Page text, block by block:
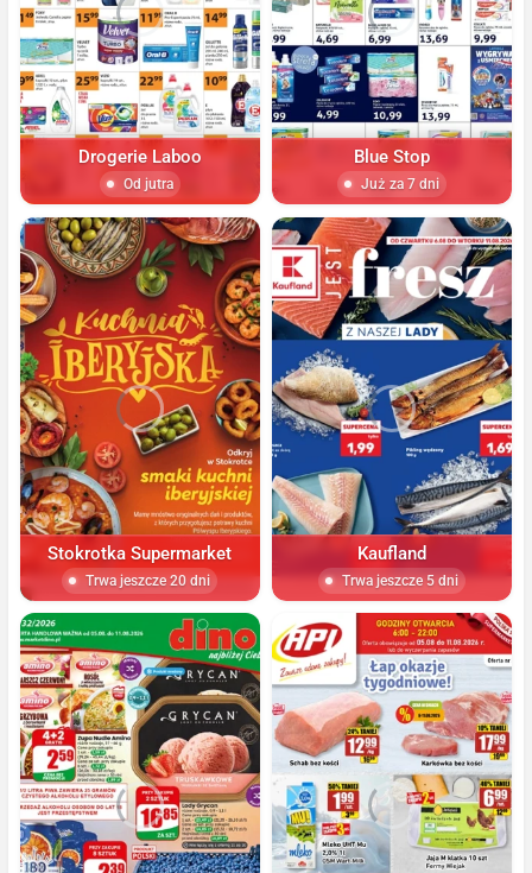
Drogerie Laboo
Od jutra
Blue Stop
Już za 7 dni
Stokrotka Supermarket
Trwa jeszcze 20 dni
Kaufland
Trwa jeszcze 5 dni